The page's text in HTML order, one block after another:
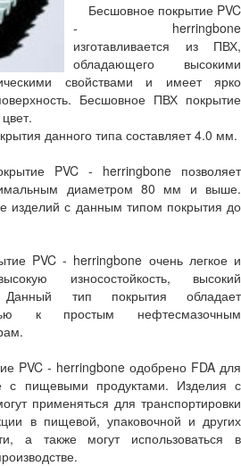
Бесшовное покрытие PVC
- herringbone
изготавливается из ПВХ,
обладающего высокими
свойствами и имеет ярко
Бесшовное ПВХ покрытие
данного типа составляет 4.0 мм.
PVC - herringbone позволяет
диаметром 80 мм и выше.
изделий с данным типом покрытия до
PVC - herringbone очень легкое и
износостойкость, высокий
тип покрытия обладает
к простым нефтесмазочным
PVC - herringbone одобрено FDA для
с пищевыми продуктами. Изделия с
применяться для транспортировки
в пищевой, упаковочной и других
а также могут использоваться в